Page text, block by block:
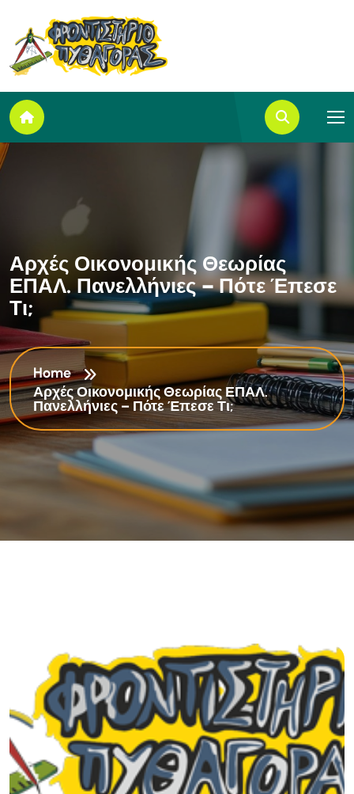
Αρχές Οικονομικής Θεωρίας
ΕΠΑΛ. Πανελλήνιες–ΠότεΈπεσε
Τι;
Home
Αρχές Οικονομικής Θεωρίας ΕΠΑΛ.
Πανελλήνιες – Πότε Έπεσε Τι;